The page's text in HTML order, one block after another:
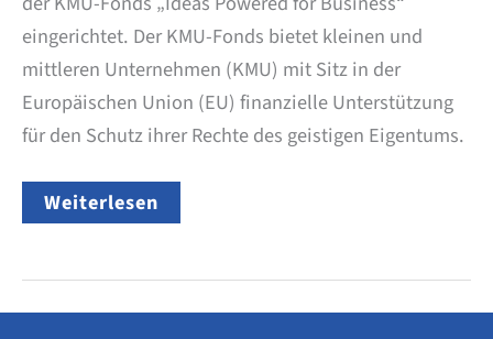
eingerichtet. Der KMU-Fonds bietet kleinen und
mittleren Unternehmen (KMU) mit Sitz in der
Europäischen Union (EU) finanzielle Unterstützung
für den Schutz ihrer Rechte des geistigen Eigentums.
EU-
Förderung
Anmeldung
Patenten,
Weiterlesen